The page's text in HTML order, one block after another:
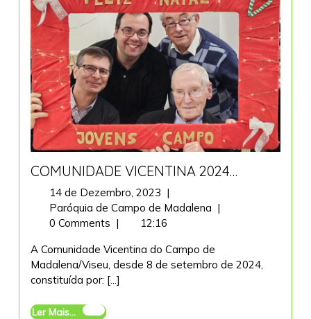
COMUNIDADE VICENTINA 2024…
14 de Dezembro, 2023 14
de
Dezembro,
|
Paróquia de Campo de Madalena COMUNIDADE
|
0 Comments |
12:16
A Comunidade Vicentina do Campo de
Madalena/Viseu, desde 8 de setembro de 2024,
constituída por: [...]
Ler Mais... Ler